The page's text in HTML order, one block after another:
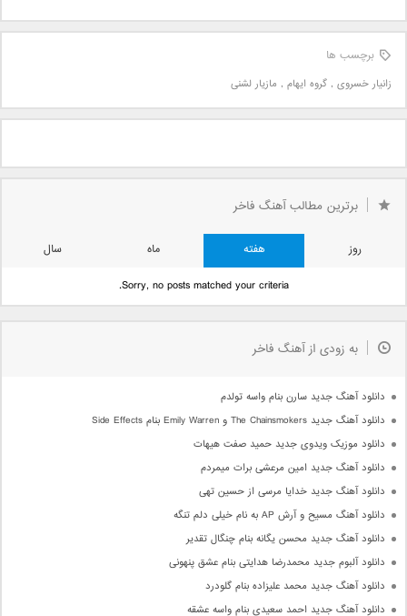
برچسب ها
زانیار خسروی , گروه ایهام , مازیار لشنی
برترین مطالب آهنگ فاخر
روز هفته ماه
سال
Sorry, no posts matched your criteria.
به زودی از آهنگ فاخر
دانلود آهنگ جدید سارن بنام واسه تولدم
دانلود آهنگ جدید The Chainsmokers و Emily Warren بنام Side Effects
دانلود موزیک ویدوی جدید حمید صفت هیهات
دانلود آهنگ جدید امین مرعشی برات میمردم
دانلود آهنگ جدید خدایا مرسی از حسین تهی
دانلود آهنگ مسیح و آرش AP به نام خیلی دلم تنگه
دانلود آهنگ جدید محسن یگانه بنام چنگال تقدیر
دانلود آلبوم جدید محمدرضا هدایتی بنام عشق پنهونی
دانلود آهنگ جدید محمد علیزاده بنام گلودرد
دانلود آهنگ جدید احمد سعیدی بنام واسه عشقه